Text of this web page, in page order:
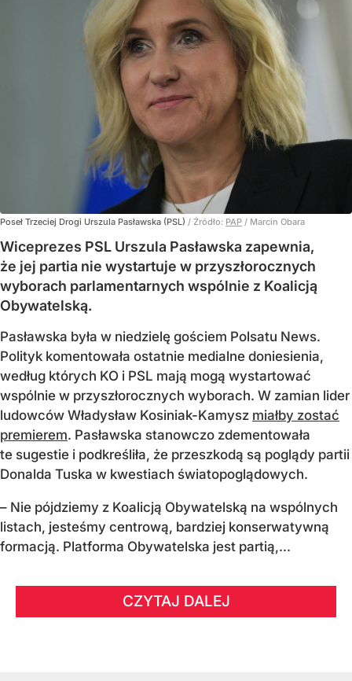
Poseł Trzeciej Drogi Urszula Pasławska (PSL) / Źródło: PAP / Marcin Obara
Wiceprezes PSL Urszula Pasławska zapewnia,
że jej partia nie wystartuje w przyszłorocznych
wyborach parlamentarnych wspólnie z Koalicją
Obywatelską.
Pasławska była w niedzielę gościem Polsatu News.
Polityk komentowała ostatnie medialne doniesienia,
według których KO i PSL mają mogą wystartować
wspólnie w przyszłorocznych wyborach. W zamian lider
ludowców Władysław Kosiniak-Kamysz miałby zostać
premierem. Pasławska stanowczo zdementowała
te sugestie i podkreśliła, że przeszkodą są poglądy partii
Donalda Tuska w kwestiach światopoglądowych.
– Nie pójdziemy z Koalicją Obywatelską na wspólnych
listach, jesteśmy centrową, bardziej konserwatywną
formacją. Platforma Obywatelska jest partią,...
CZYTAJ DALEJ